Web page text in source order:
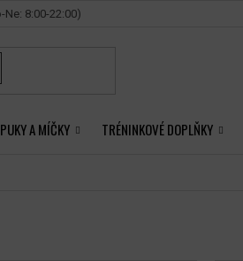
PUKY A MÍČKY TRÉNINKOVÉ DOPLŇKY